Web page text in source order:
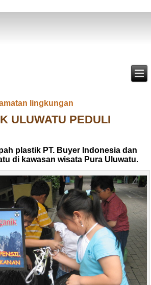
lingkungan
ULUWATU PEDULI
plastik PT. Buyer Indonesia dan
di kawasan wisata Pura Uluwatu.